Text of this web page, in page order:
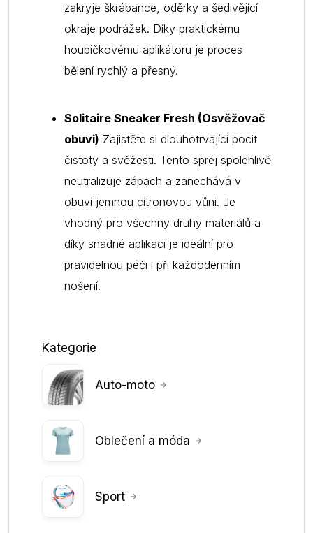
zakryje škrábance, oděrky a šedivějící
okraje podrážek. Díky praktickému
houbičkovému aplikátoru je proces
bělení rychlý a přesný.
Solitaire Sneaker Fresh (Osvěžovač
obuvi) Zajistěte si dlouhotrvající pocit
čistoty a svěžesti. Tento sprej spolehlivě
neutralizuje zápach a zanechává v
obuvi jemnou citronovou vůni. Je
vhodný pro všechny druhy materiálů a
díky snadné aplikaci je ideální pro
pravidelnou péči i při každodenním
nošení.
Kategorie
Auto-moto
Oblečení a móda
Sport